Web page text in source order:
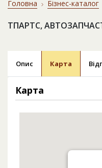
Головна Бізнес-каталог
ТПАРТС,
Опис Карта
Карта